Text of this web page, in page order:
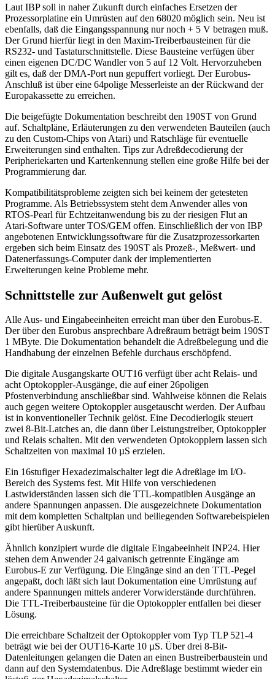
Laut IBP soll in naher Zukunft durch einfaches Ersetzen der
Prozessorplatine ein Umrüsten auf den 68020 möglich sein. Neu ist
ebenfalls, daß die Eingangsspannung nur noch + 5 V betragen muß.
Der Grund hierfür liegt in den Maxim-Treiberbausteinen für die
RS232- und Tastaturschnittstelle. Diese Bausteine verfügen über
einen eigenen DC/DC Wandler von 5 auf 12 Volt. Hervorzuheben
gilt es, daß der DMA-Port nun gepuffert vorliegt. Der Eurobus-
Anschluß ist über eine 64polige Messerleiste an der Rückwand der
Europakassette zu erreichen.
Die beigefügte Dokumentation beschreibt den 190ST von Grund
auf. Schaltpläne, Erläuterungen zu den verwendeten Bauteilen (auch
zu den Custom-Chips von Atari) und Ratschläge für eventuelle
Erweiterungen sind enthalten. Tips zur Adreßdecodierung der
Peripheriekarten und Kartenkennung stellen eine große Hilfe bei der
Programmierung dar.
Kompatibilitätsprobleme zeigten sich bei keinem der getesteten
Programme. Als Betriebssystem steht dem Anwender alles von
RTOS-Pearl für Echtzeitanwendung bis zu der riesigen Flut an
Atari-Software unter TOS/GEM offen. Einschließlich der von IBP
angebotenen Entwicklungssoftware für die Zusatzprozessorkarten
ergeben sich beim Einsatz des 190ST als Prozeß-, Meßwert- und
Datenerfassungs-Computer dank der implementierten
Erweiterungen keine Probleme mehr.
Schnittstelle zur Außenwelt gut gelöst
Alle Aus- und Eingabeeinheiten erreicht man über den Eurobus-E.
Der über den Eurobus ansprechbare Adreßraum beträgt beim 190ST
1 MByte. Die Dokumentation behandelt die Adreßbelegung und die
Handhabung der einzelnen Befehle durchaus erschöpfend.
Die digitale Ausgangskarte OUT16 verfügt über acht Relais- und
acht Optokoppler-Ausgänge, die auf einer 26poligen
Pfostenverbindung anschließbar sind. Wahlweise können die Relais
auch gegen weitere Optokoppler ausgetauscht werden. Der Aufbau
ist in konventioneller Technik gelöst. Eine Decodierlogik steuert
zwei 8-Bit-Latches an, die dann über Leistungstreiber, Optokoppler
und Relais schalten. Mit den verwendeten Optokopplern lassen sich
Schaltzeiten von maximal 10 µS erzielen.
Ein 16stufiger Hexadezimalschalter legt die Adreßlage im I/O-
Bereich des Systems fest. Mit Hilfe von verschiedenen
Lastwiderständen lassen sich die TTL-kompatiblen Ausgänge an
andere Spannungen anpassen. Die ausgezeichnete Dokumentation
mit dem kompletten Schaltplan und beiliegenden Softwarebeispielen
gibt hierüber Auskunft.
Ähnlich konzipiert wurde die digitale Eingabeeinheit INP24. Hier
stehen dem Anwender 24 galvanisch getrennte Eingänge am
Eurobus-E zur Verfügung. Die Eingänge sind an den TTL-Pegel
angepaßt, doch läßt sich laut Dokumentation eine Umrüstung auf
andere Spannungen mittels anderer Vorwiderstände durchführen.
Die TTL-Treiberbausteine für die Optokoppler entfallen bei dieser
Lösung.
Die erreichbare Schaltzeit der Optokoppler vom Typ TLP 521-4
beträgt wie bei der OUT16-Karte 10 µS. Über drei 8-Bit-
Datenleitungen gelangen die Daten an einen Bustreiberbaustein und
dann auf den Systemdatenbus. Die Adreßlage bestimmt wieder ein